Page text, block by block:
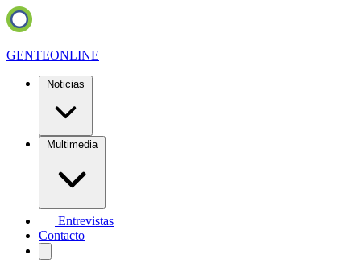
GENTEONLINE
Noticias
Multimedia
Entrevistas
Contacto